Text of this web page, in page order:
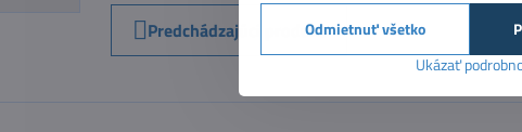
Predchádzajúci produkt
Ukázať
Odmietnuť všetko